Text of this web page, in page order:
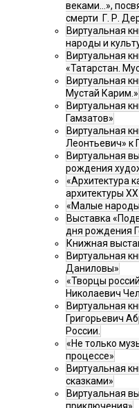
веками…»,
смерти Г. Р.
Виртуальная
народы и
Виртуальная
«Татарстан.
Виртуальная
Мустай Карим.»
Виртуальная
Гамзатов»
Виртуальная
Леонтьевич» к
Виртуальная
рождения
«Архитектура
архитектуры
«Малые
Выставка
дня рождения
Книжная
Виртуальная
Даниловы»
«Творцы
Николаевич
Виртуальная
Григорьевич
России.
«Не только
процессе»
Виртуальная
сказками»
Виртуальная